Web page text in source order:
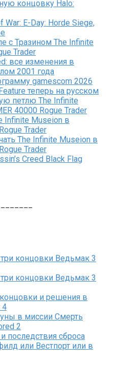
концовку Halo:
E-Day: Horde Siege,
с Тразином The Infinite
Trader
все изменения в
2001 года
gamescom 2026
теперь на русском
петлю The Infinite
40000 Rogue Trader
Infinite Museion в
Trader
The Infinite Museion в
Trader
Creed Black Flag
концовки Ведьмак 3
концовки Ведьмак 3
и решения в
4
в миссии Смерть
2
последствия сброса
или Вестпорт или в